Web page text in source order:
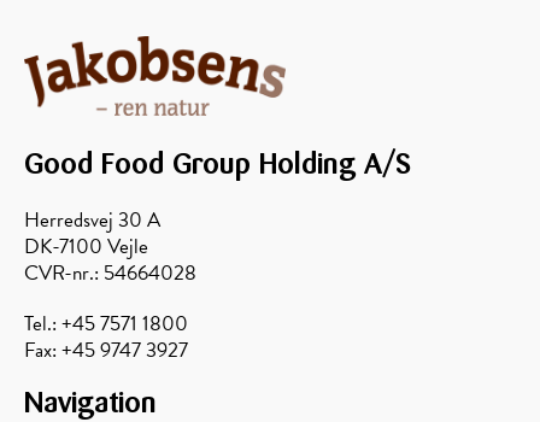
Good Food Group Holding A/S
Herredsvej 30 A
DK-7100 Vejle
CVR-nr.: 54664028
Tel.: +45 7571 1800
Fax: +45 9747 3927
Navigation